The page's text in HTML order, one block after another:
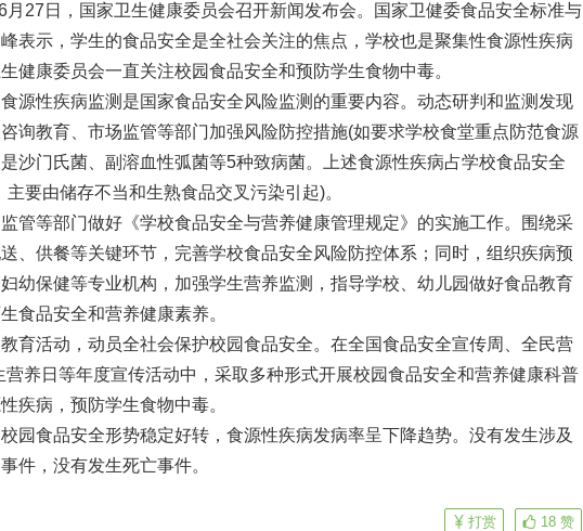
月27日，国家卫生健康委员会召开新闻发布会。国家卫健委食品安全标准与
表示，学生的食品安全是全社会关注的焦点，学校也是聚集性食源性疾病
健康委员会一直关注校园食品安全和预防学生食物中毒。
源性疾病监测是国家食品安全风险监测的重要内容。动态研判和监测发现
询教育、市场监管等部门加强风险防控措施(如要求学校食堂重点防范食源
沙门氏菌、副溶血性弧菌等5种致病菌。上述食源性疾病占学校食品安全
要由储存不当和生熟食品交叉污染引起)。
管等部门做好《学校食品安全与营养健康管理规定》的实施工作。围绕采
、供餐等关键环节，完善学校食品安全风险防控体系；同时，组织疾病预
幼保健等专业机构，加强学生营养监测，指导学校、幼儿园做好食品教育
食品安全和营养健康素养。
育活动，动员全社会保护校园食品安全。在全国食品安全宣传周、全民营
营养日等年度宣传活动中，采取多种形式开展校园食品安全和营养健康科普
疾病，预防学生食物中毒。
园食品安全形势稳定好转，食源性疾病发病率呈下降趋势。没有发生涉及
件，没有发生死亡事件。
18 赞
打赏